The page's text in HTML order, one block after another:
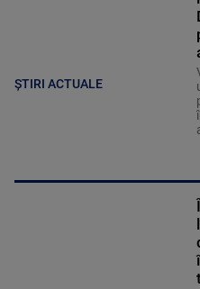
ȘTIRI ACTUALE